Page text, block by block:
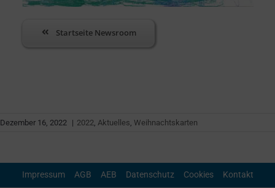
Startseite Newsroom
Dezember 16, 2022 | 2022 Aktuelles Weihnachtskarten
Impressum AGB AEB Datenschutz Cookies Kontakt